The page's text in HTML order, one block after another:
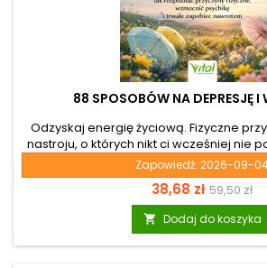
88 SPOSOBÓW NA DEPRESJĘ I
Odzyskaj energię życiową. Fizyczne
nastroju, o których nikt ci wcześniej nie
się z nieustannym zmęczeniem,
poczuciem psychicznego
dotychczasowe metody zawiodły, czas
zdrowie z zupełnie innej perspektywy.
na depresję i wypalenie” to nie jest
rad. Jej autorem jest dr n. med. Ulrich
Zapowiedź: 2026-09-
Cena
38,68 zł Cena
59,50 zł
 Dodaj do koszyka